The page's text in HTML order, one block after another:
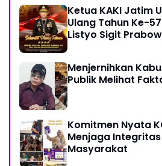
Ketua KAKI Jatim
Ulang Tahun Ke-
Listyo Sigit
Menjernihkan
Publik Melihat
Komitmen Nyata
Menjaga
Masyarakat